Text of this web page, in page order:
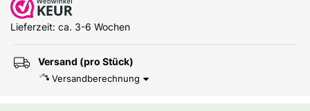
Lieferzeit: ca. 3-6 Wochen
Versand (pro Stück)
Versandberechnung